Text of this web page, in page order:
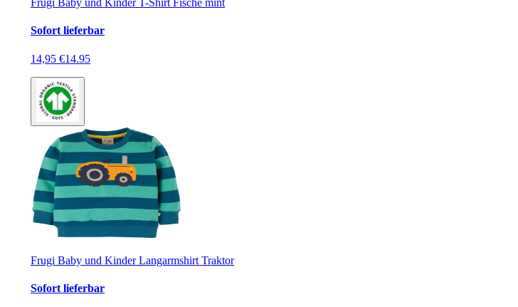
Frugi Baby und Kinder T-Shirt Fische mint
Sofort lieferbar
14,95 €14.95
Frugi Baby und Kinder Langarmshirt Traktor
Sofort lieferbar